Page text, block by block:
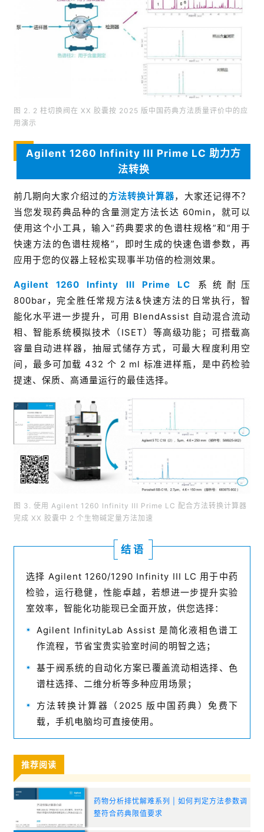
图 2. 2 柱切换阀在 XX 胶囊按 2025 版中国药典方法质量评价中的应
用演示
Agilent 1260 Infinity III Prime LC 助力方
法转换
前几期向大家介绍过的方法转换计算器，大家还记得不？
当您发现药典品种的含量测定方法长达 60min，就可以
使用这个小工具，输入“药典要求的色谱柱规格”和“用于
快速方法的色谱柱规格”，即时生成的快速色谱参数，再
应用于您的仪器上轻松实现事半功倍的检测效果。
Agilent 1260 Infinty III Prime LC 系统耐压
800bar，完全胜任常规方法&快速方法的日常执行，智
能化水平进一步提升，可用 BlendAssist 自动混合流动
相、智能系统模拟技术（ISET）等高级功能；可搭载高
容量自动进样器，抽屉式储存方式，可最大程度利用空
间，最多可加载 432 个 2 ml 标准进样瓶，是中药检验
提速、保质、高通量运行的最佳选择。
图 3. 使用 Agilent 1260 Infinity III Prime LC 配合方法转换计算器
完成 XX 胶囊中 2 个生物碱定量方法加速
结语
选择 Agilent 1260/1290 Infinity III LC 用于中药
检验，运行稳健，性能卓越，若想进一步提升实验
室效率，智能化功能现已全面开放，供您选择：
Agilent InfinityLab Assist 是简化液相色谱工
作流程，节省宝贵实验室时间的明智之选；
基于阀系统的自动化方案已覆盖流动相选择、色
谱柱选择、二维分析等多种应用场景；
方法转换计算器（2025 版中国药典）免费下
载，手机电脑均可直接使用。
推荐阅读
药物分析排忧解难系列 | 如何判定方法参数调
整符合药典限值要求